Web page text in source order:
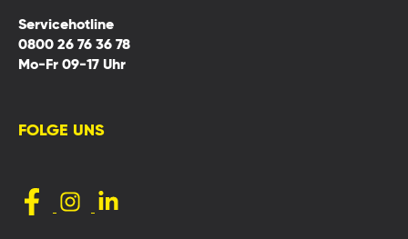
Servicehotline
0800 26 76 36 78
Mo-Fr 09-17 Uhr
FOLGE UNS